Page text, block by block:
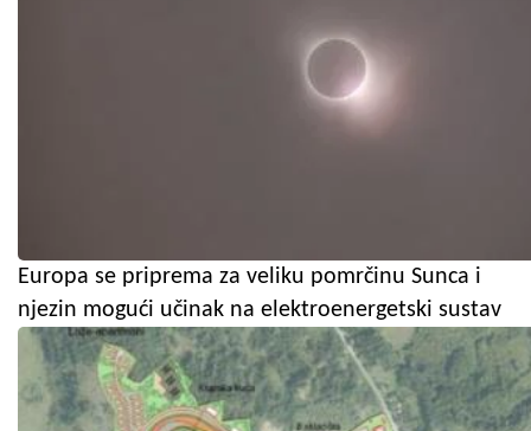
Europa se priprema za veliku pomrčinu Sunca i
njezin mogući učinak na elektroenergetski sustav